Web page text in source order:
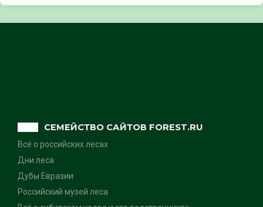
СЕМЕЙСТВО САЙТОВ FOREST.RU
Всё о российских лесах
Дни леса
Дубы Евразии
Российский музей леса